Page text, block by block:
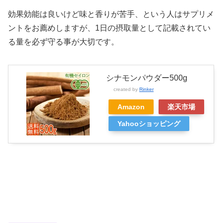
効果効能は良いけど味と香りが苦手、という人はサプリメ
ントをお薦めしますが、1日の摂取量として記載されてい
る量を必ず守る事が大切です。
シナモンパウダー500g
created by Rinker
Amazon 楽天市場
Yahooショッピング